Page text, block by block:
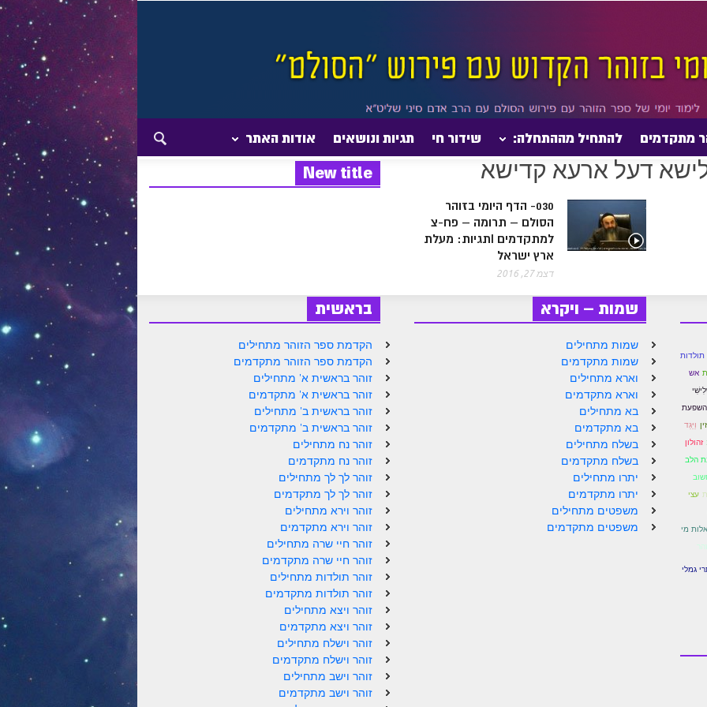
מתקדמים להתחיל מההתחלה: שידור חי תגיות ונושאים אודות האתר
New title
030- הדף היומי בזוהר
הסולם – תרומה – פח-צ
למתקדמים Iתגיות: מעלת
ארץ ישראל
דצמ 27, 2016
בראשית
הקדמת ספר הזוהר מתחילים
הקדמת ספר הזוהר מתקדמים
זוהר בראשית א' מתחילים
זוהר בראשית א' מתקדמים
זוהר בראשית ב' מתחילים
זוהר בראשית ב' מתקדמים
זוהר נח מתחילים
זוהר נח מתקדמים
זוהר לך לך מתחילים
זוהר לך לך מתקדמים
זוהר וירא מתחילים
זוהר וירא מתקדמים
זוהר חיי שרה מתחילים
זוהר חיי שרה מתקדמים
זוהר תולדות מתחילים
זוהר תולדות מתקדמים
זוהר ויצא מתחילים
זוהר ויצא מתקדמים
זוהר וישלח מתחילים
זוהר וישלח מתקדמים
זוהר וישב מתחילים
זוהר וישב מתקדמים
שמות – ויקרא
שמות מתחילים
שמות מתקדמים
וארא מתחילים
וארא מתקדמים
בא מתחילים
בא מתקדמים
בשלח מתחילים
בשלח מתקדמים
יתרו מתחילים
יתרו מתקדמים
משפטים מתחילים
משפטים מתקדמים
אש
השפעת
וַיַּגֵּד
זהולון
הלב
עצי
מי
גמלי